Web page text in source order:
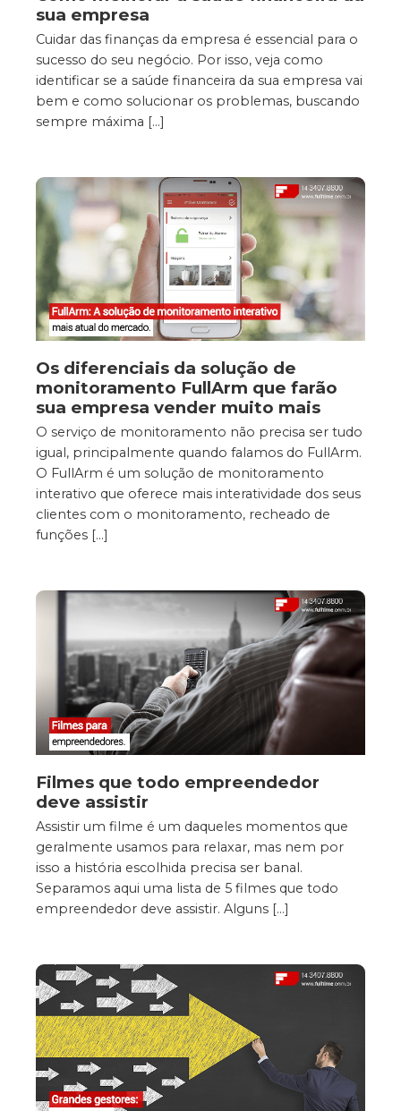
sua empresa
Cuidar das finanças da empresa é essencial para o
sucesso do seu negócio. Por isso, veja como
identificar se a saúde financeira da sua empresa vai
bem e como solucionar os problemas, buscando
sempre máxima […]
Os diferenciais da solução de
monitoramento FullArm que farão
sua empresa vender muito mais
O serviço de monitoramento não precisa ser tudo
igual, principalmente quando falamos do FullArm.
O FullArm é um solução de monitoramento
interativo que oferece mais interatividade dos seus
clientes com o monitoramento, recheado de
funções […]
Filmes que todo empreendedor
deve assistir
Assistir um filme é um daqueles momentos que
geralmente usamos para relaxar, mas nem por
isso a história escolhida precisa ser banal.
Separamos aqui uma lista de 5 filmes que todo
empreendedor deve assistir. Alguns […]